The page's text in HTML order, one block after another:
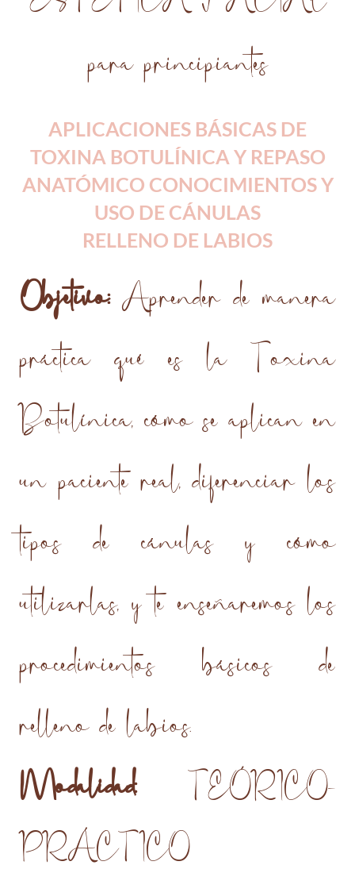
para principiantes
APLICACIONES BÁSICAS DE
TOXINA BOTULÍNICA Y REPASO
ANATÓMICO CONOCIMIENTOS Y
USO DE CÁNULAS
RELLENO DE LABIOS
Objetivo:Aprender de manera
práctica qué es la Toxina
Botulínica, cómo se aplican en
un paciente real, diferenciar los
tipos de cánulas y cómo
utilizarlas, y te enseñaremos los
procedimientos básicos de
relleno de labios.
Modalidad:
TEÓRICO-
PRÁCTICO